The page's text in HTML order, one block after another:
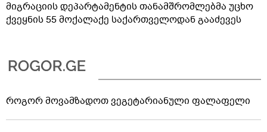
მიგრაციის დეპარტამენტის თანამშრომლებმა უცხო
ქვეყნის 55 მოქალაქე საქართველოდან გააძევეს
როგორ მოვამზადოთ ვეგეტარიანული ფალაფელი